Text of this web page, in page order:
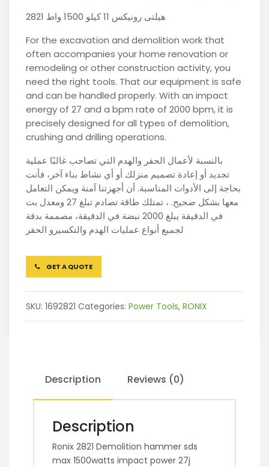
هيلتى رونيكس 11 كيلو 1500 واط 2821
For the excavation and demolition work that
often accompanies your home renovation or
remodeling or other construction activity, you
need the right tools. That our equipment is safe
and can be handled properly. With an impact
energy of 27 and a bpm rate of 2000 bpm, it is
precisely designed for all types of demolition,
crushing and drilling operations.
بالنسبة لأعمال الحفر والهدم التي تصاحب غالبًا عملية
تجديد أو إعادة تصميم منزلك أو أي نشاط بناء آخر، فأنت
بحاجة إلى الأدوات المناسبة. أن أجهزتنا آمنة ويمكن التعامل
معها بشكل صحيح. ، تمتلك طاقة تصادم تبلغ 27 ومعدل بت
في الدقيقة يبلغ 2000 نبضة في الدقيقة، مصممة بدقة
لجميع أنواع عمليات الهدم والتكسيرو الحفر
GET A QUOTE
SKU: 1692821 Categories: Power Tools, RONIX
Description Reviews (0)
Description
Ronix 2821 Demolition hammer sds
max 1500watts impact power 27j